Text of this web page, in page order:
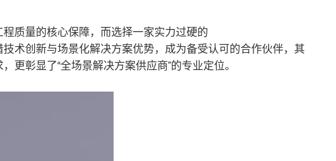
质量的核心保障，而选择一家实力过硬的
术创新与场景化解决方案优势，成为备受认可的合作伙伴，其
彰显了“全场景解决方案供应商”的专业定位。